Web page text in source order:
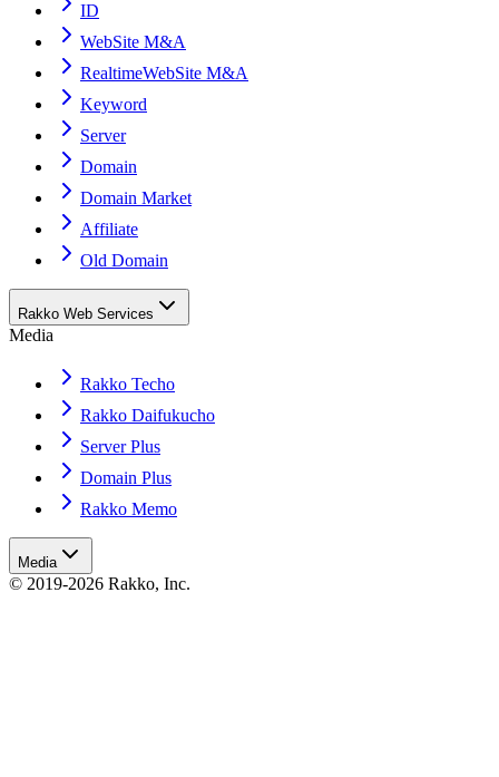
ID
WebSite M&A
RealtimeWebSite M&A
Keyword
Server
Domain
Domain Market
Affiliate
Old Domain
Rakko Web Services
Media
Rakko Techo
Rakko Daifukucho
Server Plus
Domain Plus
Rakko Memo
Media
© 2019-2026 Rakko, Inc.